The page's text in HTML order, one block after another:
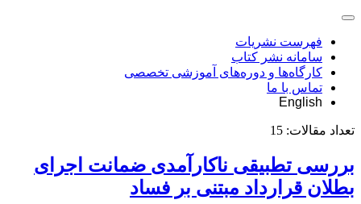
فهرست نشریات
سامانه نشر کتاب
کارگاه‌ها و دوره‌های آموزشی تخصصی
تماس با ما
English
تعداد مقالات: 15
بررسی تطبیقی ناکارآمدی ضمانت اجرای
بطلان قرارداد مبتنی بر فساد